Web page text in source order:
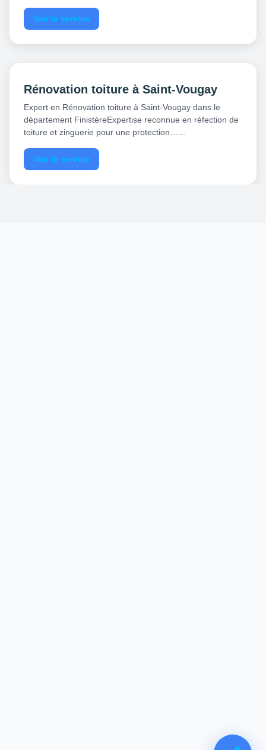
Voir le service
Rénovation toiture à Saint-Vougay
Expert en Rénovation toiture à Saint-Vougay dans le
département FinistèreExpertise reconnue en réfection de
toiture et zinguerie pour une protection…...
Voir le service